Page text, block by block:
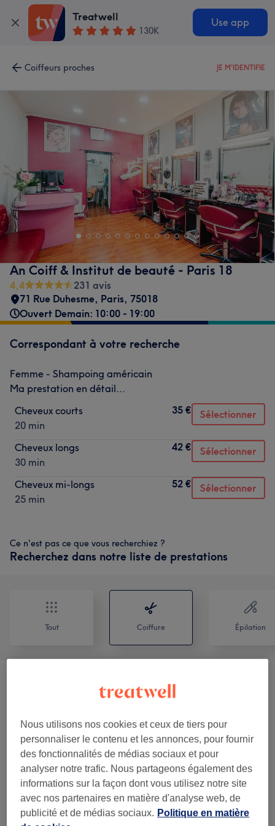
Treatwell
130K
Use app
Coiffeurs proches JE M'IDENTIFIE
An Coiff & Institut de beauté - Paris 18
4,4
231 avis
71 Rue Duhesme, Paris, 75018
Ouvert Demain: 10:00 - 19:00
Correspondant à votre recherche
Femme - Shampoing américain
Ma prestation en détail...
Cheveux courts
20 min
35 € Sélectionner
Cheveux longs
30 min
42 € Sélectionner
Cheveux mi-longs
25 min
52 € Sélectionner
Ce n'est pas ce que vous recherchiez ?
Recherchez dans notre liste de prestations
Tout Coiffure Épilation
Femme - Coupe De Cheveux Et
Enfant - Coupe De Cheveux Et
Coiffure (2)
à partir de 15 €
Coloration Et Mèches ( 3) à partir de 44 €
Non Mis En Ligne ( 2) à partir de 65 €
Nous utilisons nos cookies et ceux de tiers pour
personnaliser le contenu et les annonces, pour fournir
des fonctionnalités de médias sociaux et pour
analyser notre trafic. Nous partageons également des
informations sur la façon dont vous utilisez notre site
avec nos partenaires en matière d'analyse web, de
publicité et de médias sociaux. Politique en matière